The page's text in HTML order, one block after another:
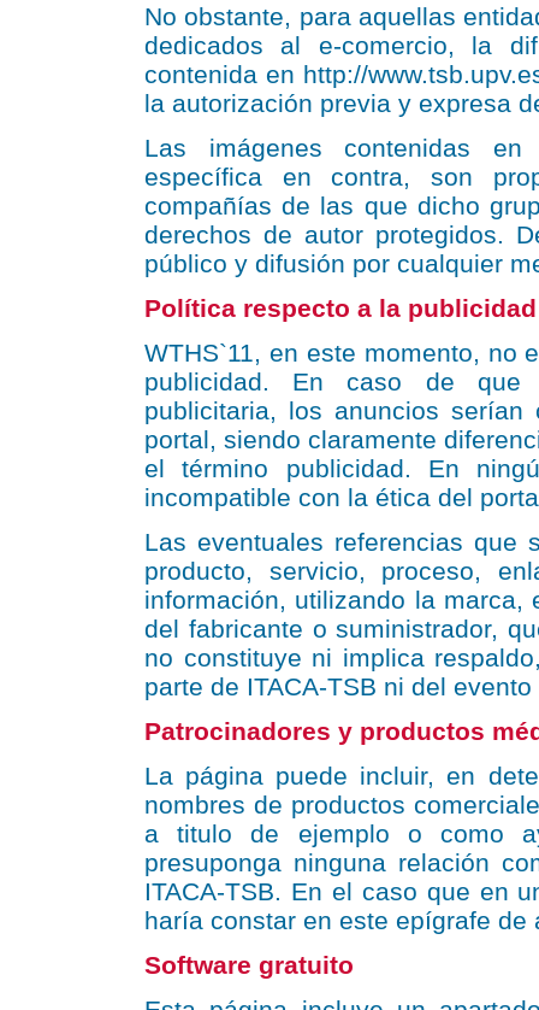
No obstante, para aquellas
dedicados al e-comercio, la
contenida en http://
la autorización previa y expresa
Las imágenes contenidas
específica en contra, son
compañías de las que dicho
derechos de autor protegidos.
público y difusión por cualquier
Política respecto a la publicidad
WTHS`11, en este momento, no
publicidad. En caso de que
publicitaria, los anuncios
portal, siendo claramente
el término publicidad. En
incompatible con la ética del
Las eventuales referencias que
producto, servicio, proceso,
información, utilizando la
del fabricante o suministrador,
no constituye ni implica
parte de ITACA-TSB ni del evento
Patrocinadores y productos
La página puede incluir, en
nombres de productos
a titulo de ejemplo o como
presuponga ninguna relación
ITACA-TSB. En el caso que en
haría constar en este epígrafe de
Software gratuito